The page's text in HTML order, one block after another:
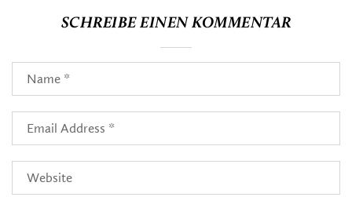
SCHREIBE EINEN KOMMENTAR